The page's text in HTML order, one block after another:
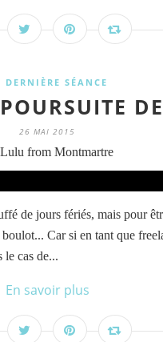
DERNIÈRE SÉANCE
26 MAI 2015
from Montmartre
de jours fériés, mais pour
Car si en tant que
le cas de...
En savoir plus